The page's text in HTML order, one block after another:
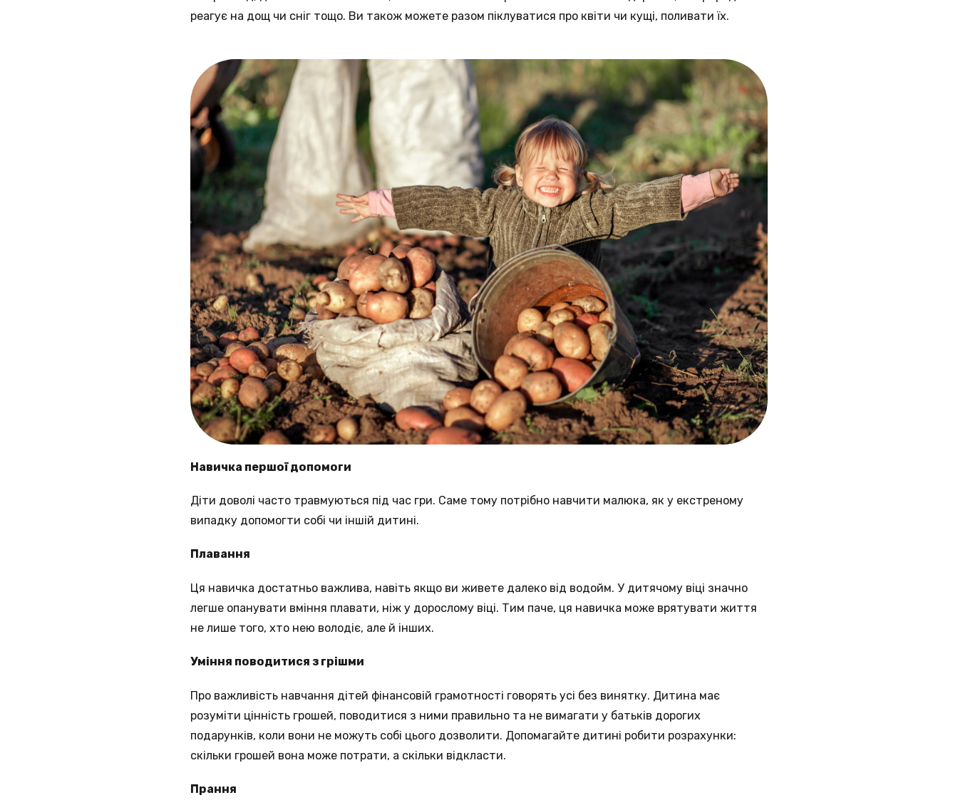
реагує на дощ чи сніг тощо. Ви також можете разом піклуватися про квіти чи кущі, поливати їх.
Навичка першої допомоги
Діти доволі часто травмуються під час гри. Саме тому потрібно навчити малюка, як у екстреному
випадку допомогти собі чи іншій дитині.
Плавання
Ця навичка достатньо важлива, навіть якщо ви живете далеко від водойм. У дитячому віці значно
легше опанувати вміння плавати, ніж у дорослому віці. Тим паче, ця навичка може врятувати життя
не лише того, хто нею володіє, але й інших.
Уміння поводитися з грішми
Про важливість навчання дітей фінансовій грамотності говорять усі без винятку. Дитина має
розуміти цінність грошей, поводитися з ними правильно та не вимагати у батьків дорогих
подарунків, коли вони не можуть собі цього дозволити. Допомагайте дитині робити розрахунки:
скільки грошей вона може потрати, а скільки відкласти.
Прання